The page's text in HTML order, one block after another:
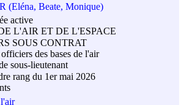
(Eléna, Beate, Monique)
active
L'AIR ET DE L'ESPACE
SOUS CONTRAT
des bases de l'air
sous-lieutenant
rang du 1er mai 2026